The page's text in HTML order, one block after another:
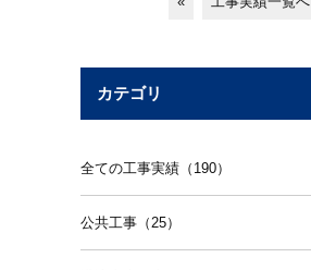
カテゴリ
全ての工事実績（190）
公共工事（25）